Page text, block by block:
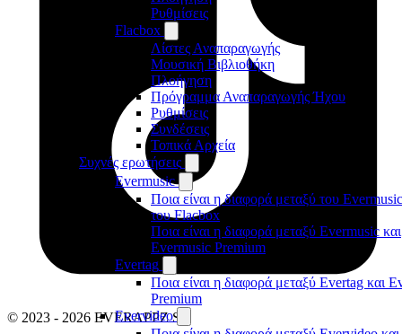
Ρυθμίσεις
Flacbox
Λίστες Αναπαραγωγής
Μουσική Βιβλιοθήκη
Πλοήγηση
Πρόγραμμα Αναπαραγωγής Ήχου
Ρυθμίσεις
Συνδέσεις
Τοπικά Αρχεία
Συχνές ερωτήσεις
Evermusic
Ποια είναι η διαφορά μεταξύ του
του Flacbox
Ποια είναι η διαφορά μεταξύ Evermusic και
Evermusic Premium
Evertag
Ποια είναι η διαφορά μεταξύ Evertag και
Premium
Evervideo
© 2023 - 2026 EVERAPPZ SL